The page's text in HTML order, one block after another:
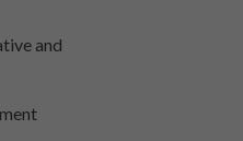
and